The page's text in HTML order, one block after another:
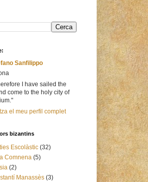
Sanfilippo
I have sailed the
come to the holy city of
el meu perfil complet
bizantins
Escolàstic (32)
Comnena (5)
(2)
Manassès (3)